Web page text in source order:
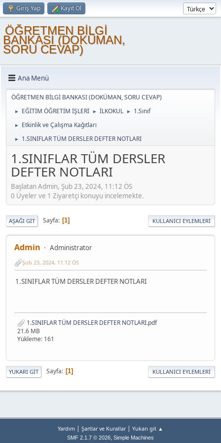
Giriş Yap Kayıt Ol
ÖĞRETMEN BİLGİ
BANKASI (DOKÜMAN,
SORU CEVAP)
Ana Menü
ÖĞRETMEN BİLGİ BANKASI (DOKÜMAN, SORU CEVAP)
► EĞİTİM ÖĞRETİM İŞLERİ ► İLKOKUL ► 1.Sınıf
► Etkinlik ve Çalışma Kağıtları
► 1.SINIFLAR TÜM DERSLER DEFTER NOTLARI
1.SINIFLAR TÜM DERSLER
DEFTER NOTLARI
Başlatan Admin, Şub 23, 2024, 11:12 ÖS
0 Üyeler ve 1 Ziyaretçi konuyu incelemekte.
AŞAĞI GIT Sayfa 1 KULLANICI EYLEMLERI
Admin Administrator
Şub 23, 2024, 11:12 ÖS
1.SINIFLAR TÜM DERSLER DEFTER NOTLARI
1.SINIFLAR TÜM DERSLER DEFTER NOTLARI.pdf
21.6 MB
Yükleme: 161
YUKARI GIT Sayfa 1 KULLANICI EYLEMLERI
Yardım | Şartlar ve Kurallar| Yukarı git ▲
SMF 2.1.7 © 2026, Simple Machines